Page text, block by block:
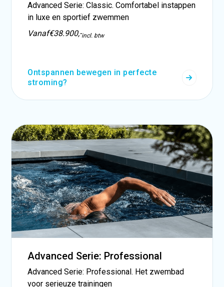
Advanced Serie: Classic. Comfortabel instappen
in luxe en sportief zwemmen
Vanaf€38.900,-incl. btw
Ontspannen bewegen in perfecte
stroming?
Advanced Serie: Professional
Advanced Serie: Professional. Het zwembad
voor serieuze trainingen